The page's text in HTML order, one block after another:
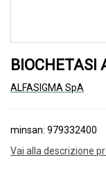
BIOCHETASI
ALFASIGMA SpA
minsan: 979332400
Vai alla descrizione